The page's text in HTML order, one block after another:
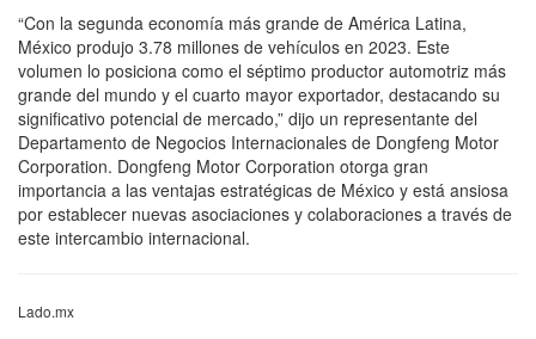
“Con la segunda economía más grande de América Latina,
México produjo 3.78 millones de vehículos en 2023. Este
volumen lo posiciona como el séptimo productor automotriz más
grande del mundo y el cuarto mayor exportador, destacando su
significativo potencial de mercado,” dijo un representante del
Departamento de Negocios Internacionales de Dongfeng Motor
Corporation. Dongfeng Motor Corporation otorga gran
importancia a las ventajas estratégicas de México y está ansiosa
por establecer nuevas asociaciones y colaboraciones a través de
este intercambio internacional.
Lado.mx